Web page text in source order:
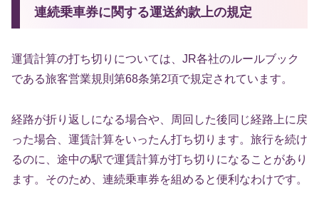
連続乗車券に関する運送約款上の規定
運賃計算の打ち切りについては、JR各社のルールブック
である旅客営業規則第68条第2項で規定されています。
経路が折り返しになる場合や、周回した後同じ経路上に戻
った場合、運賃計算をいったん打ち切ります。旅行を続け
るのに、途中の駅で運賃計算が打ち切りになることがあり
ます。そのため、連続乗車券を組めると便利なわけです。